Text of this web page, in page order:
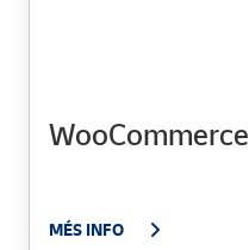
WooCommerce
MÉS INFO